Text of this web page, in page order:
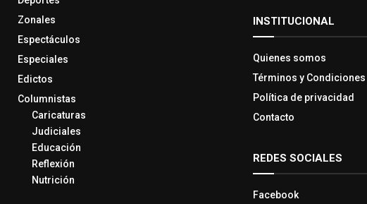
Zonales
Espectáculos
Especiales
Edictos
Columnistas
Caricaturas
Judiciales
Educación
Reflexión
Nutrición
INSTITUCIONAL
Quienes somos
Términos y Condiciones
Política de privacidad
Contacto
REDES SOCIALES
Facebook